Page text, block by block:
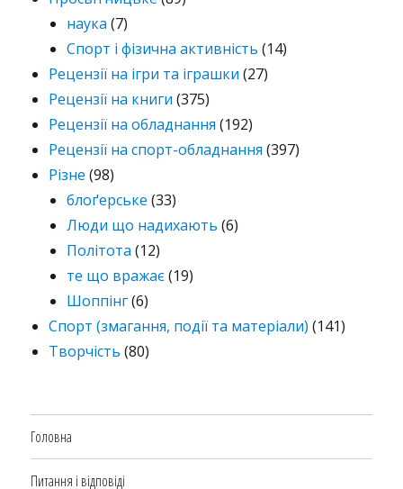
наука (7)
Спорт і фізична активність (14)
Рецензії на ігри та іграшки (27)
Рецензії на книги (375)
Рецензії на обладнання (192)
Рецензії на спорт-обладнання (397)
Різне (98)
блоґерське (33)
Люди що надихають (6)
Політота (12)
те що вражає(19)
Шоппінг(6)
Спорт (змагання, події та матеріали) (141)
Творчість (80)
Головна
Питання і відповіді